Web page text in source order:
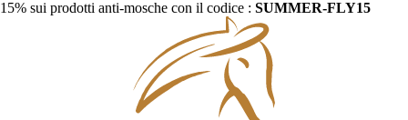
15% sui prodotti anti-mosche con il codice : SUMMER-FLY15